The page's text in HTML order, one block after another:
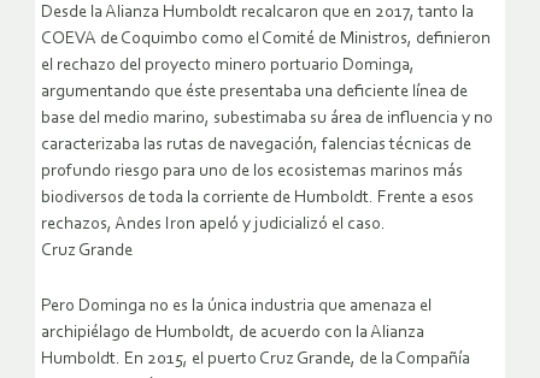
Desde la Alianza Humboldt recalcaron que en 2017, tanto la
COEVA de Coquimbo como el Comité de Ministros, definieron
el rechazo del proyecto minero portuario Dominga,
argumentando que éste presentaba una deficiente línea de
base del medio marino, subestimaba su área de influencia y no
caracterizaba las rutas de navegación, falencias técnicas de
profundo riesgo para uno de los ecosistemas marinos más
biodiversos de toda la corriente de Humboldt. Frente a esos
rechazos, Andes Iron apeló y judicializó el caso.
Cruz Grande
Pero Dominga no es la única industria que amenaza el
archipiélago de Humboldt, de acuerdo con la Alianza
Humboldt. En 2015, el puerto Cruz Grande, de la Compañía